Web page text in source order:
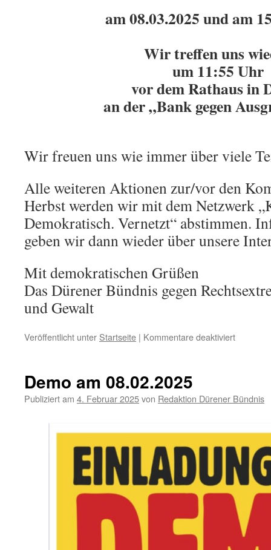
am 08.03.2025 und am
Wir treffen uns
um 11:55 Uhr
vor dem Rathaus in
an der „Bank gegen
Wir freuen uns wie immer über viele
Alle weiteren Aktionen zur/vor den
Herbst werden wir mit dem Netzwerk
Demokratisch. Vernetzt“ abstimmen.
geben wir dann wieder über unsere
Mit demokratischen Grüßen
Das Dürener Bündnis gegen
und Gewalt
Veröffentlicht unter Startseite | Kommentare deaktiviertfür
12
für
findet
noch
am
Samstag
und
am
Demo am 08.02.2025
Publiziert am 4. Februar 2025von Redaktion Dürener Bündnis